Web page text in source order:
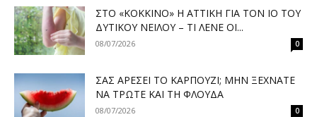
ΣΤΟ «ΚΌΚΚΙΝΟ» Η ΑΤΤΙΚΉ ΓΙΑ ΤΟΝ ΙΌ ΤΟΥ
ΔΥΤΙΚΟΎ ΝΕΊΛΟΥ – ΤΙ ΛΈΝΕ ΟΙ...
08/07/2026 0
ΣΑΣ ΑΡΈΣΕΙ ΤΟ ΚΑΡΠΟΎΖΙ; ΜΗΝ ΞΕΧΝΆΤΕ
ΝΑ ΤΡΏΤΕ ΚΑΙ ΤΗ ΦΛΟΎΔΑ
08/07/2026 0